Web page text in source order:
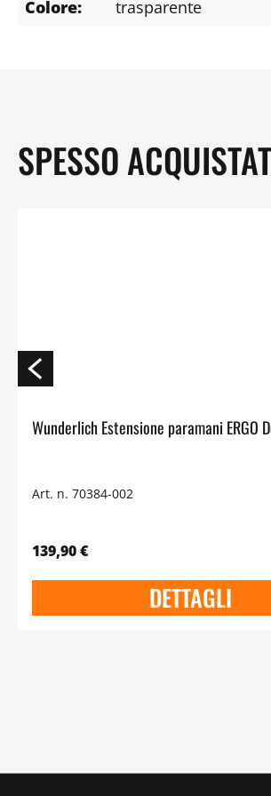
Colore: trasparente
SPESSO
Art. n. 70384-002
139,90 €
DETTAGLI